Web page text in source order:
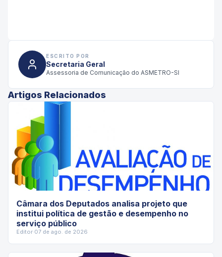
ESCRITO POR
Secretaria Geral
Assessoria de Comunicação do ASMETRO-SI
Artigos Relacionados
Câmara dos Deputados analisa projeto que
institui política de gestão e desempenho no
serviço público
Editor·07 de ago. de 2026